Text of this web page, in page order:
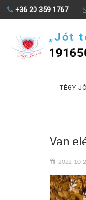
+36 20 359 1767
TÉGY
Van
2022-10-